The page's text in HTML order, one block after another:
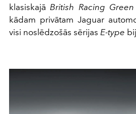
klasiskajā British Racing Green
kādam privātam Jaguar
visi noslēdzošās sērijas E-type